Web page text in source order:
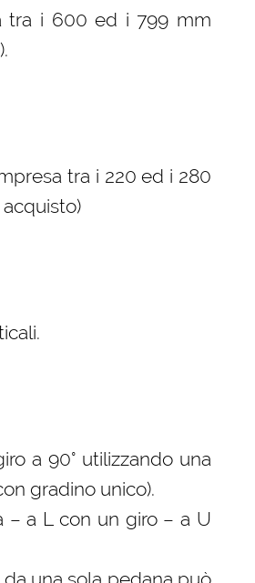
tra i 600 ed i 799 mm
tra i 220 ed i 280
a 90° utilizzando una
gradino unico).
– a L con un giro – a U